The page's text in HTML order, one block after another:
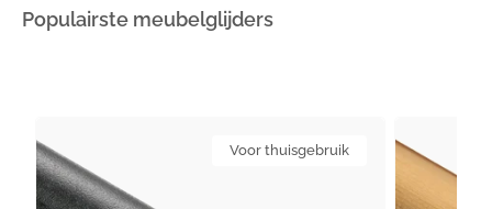
Populairste meubelglijders
Hollow
Voor thuisgebruik
Wood